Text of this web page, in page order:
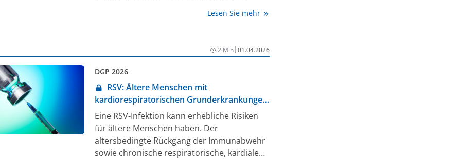
von fehlgefalteten TTR-Proteinen. Sie bilden
ablagern können und schädigen [1].
Lesen Sie mehr
2 Min|01.04.2026
DGP 2026
RSV: Ältere Menschen mit
kardiorespiratorischen Grunderkrankungen
besonders gefährdet
Eine RSV-Infektion kann erhebliche Risiken
für ältere Menschen haben. Der
altersbedingte Rückgang der Immunabwehr
sowie chronische respiratorische, kardiale